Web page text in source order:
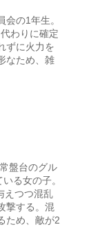
の1年生。
わりに確定
ずに火力を
なため、雑
盤台のグル
る女の子。
えつつ混乱
撃する。混
ため、敵が2